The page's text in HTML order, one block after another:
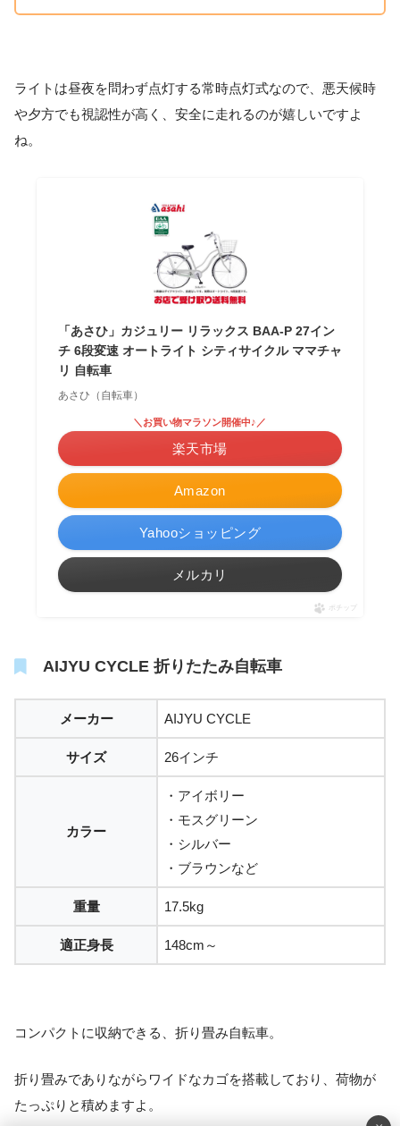
ライトは昼夜を問わず点灯する常時点灯式なので、悪天候時
や夕方でも視認性が高く、安全に走れるのが嬉しいですよ
ね。
「あさひ」カジュリー リラックス BAA-P 27イン
チ 6段変速 オートライト シティサイクル ママチャ
リ 自転車
あさひ（自転車）
Amazon
＼お買い物マラソン開催中♪／
楽天市場
Yahooショッピング
メルカリ
ポチップ
AIJYU CYCLE 折りたたみ自転車
メーカー AIJYU CYCLE
サイズ 26インチ
カラー
・アイボリー
・モスグリーン
・シルバー
・ブラウンなど
重量 17.5kg
適正身長 148cm～
コンパクトに収納できる、折り畳み自転車。
折り畳みでありながらワイドなカゴを搭載しており、荷物が
たっぷりと積めますよ。